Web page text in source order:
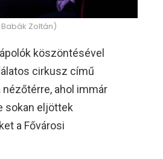
Zoltán)
köszöntésével
cirkusz című
ahol immár
sokan eljöttek
a Fővárosi